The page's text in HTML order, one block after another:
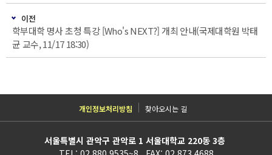
이전
학부대학 명사 초청 특강 [Who's NEXT?] 개최 안내(국제대학원 박태
균 교수, 11/17 18:30)
개인정보처리방침 찾아오시는 길
서울특별시 관악구 관악로 1 서울대학교 220동 3층